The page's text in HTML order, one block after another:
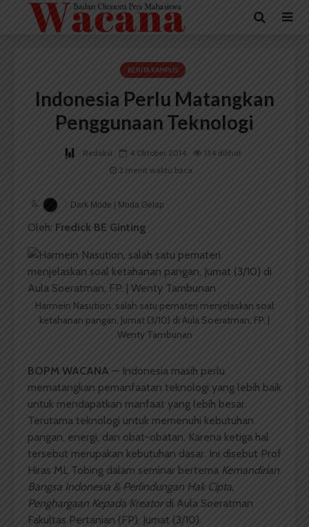
BERITA KAMPUS
Indonesia Perlu Matangkan
Penggunaan Teknologi
Redaksi 4 Oktober 2014
134 dilihat
2 menit waktu baca
Dark Mode | Moda Gelap
Oleh: Fredick BE Ginting
Harmein Nasution, salah satu pemateri menjelaskan soal
ketahanan pangan, Jumat (3/10) di Aula Soeratman, FP. |
Wenty Tambunan
BOPM WACANA — Indonesia masih perlu
mematangkan pemanfaatan teknologi yang lebih baik
untuk mendapatkan manfaat yang lebih besar.
Terutama teknologi untuk memenuhi kebutuhan
pangan, energi, dan obat-obatan. Karena ketiga hal
tersebut merupakan kebutuhan dasar. Ini disebut Prof
Hiras ML Tobing dalam seminar bertema Kemandirian
Bangsa Indonesia & Perlindungan Hak Cipta,
Penghargaan Kepada Kreatordi Aula Soeratman
Fakultas Pertanian (FP), Jumat (3/10).